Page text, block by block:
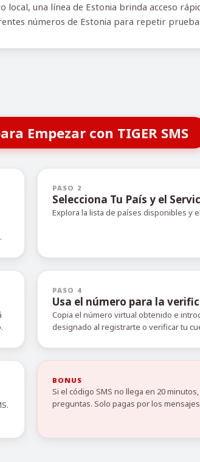
local, una línea de Estonia brinda acceso
números de Estonia para repetir
Empezar con TIGER SMS
PASO 2
Selecciona Tu País y el
Explora la lista de países disponibles y
PASO 4
Usa el número para la
Copia el número virtual obtenido e
designado al registrarte o verificar tu
BONUS
Si el código SMS no llega en 20
preguntas. Solo pagas por los